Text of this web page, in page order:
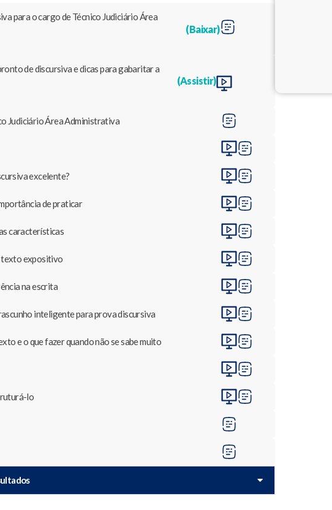
para o cargo de Técnico Judiciário Área
(Baixar)
de discursiva e dicas para gabaritar a
(Assistir)
Judiciário Área Administrativa​
excelente?
de praticar
características
texto expositivo
na escrita
inteligente para prova discursiva
e o que fazer quando não se sabe muito
lo